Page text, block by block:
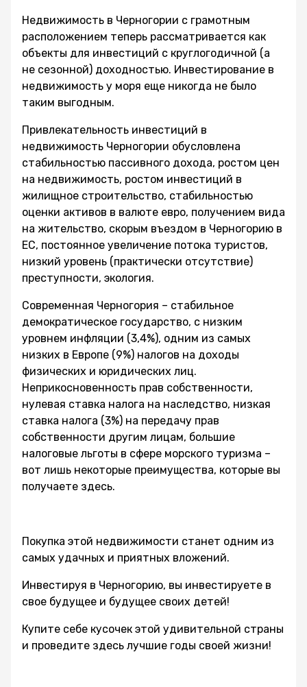
Недвижимость в Черногории с грамотным
расположением теперь рассматривается как
объекты для инвестиций с круглогодичной (а
не сезонной) доходностью. Инвестирование в
недвижимость у моря еще никогда не было
таким выгодным.
Привлекательность инвестиций в
недвижимость Черногории обусловлена
стабильностью пассивного дохода, ростом цен
на недвижимость, ростом инвестиций в
жилищное строительство, стабильностью
оценки активов в валюте евро, получением вида
на жительство, скорым въездом в Черногорию в
ЕС, постоянное увеличение потока туристов,
низкий уровень (практически отсутствие)
преступности, экология.
Современная Черногория – стабильное
демократическое государство, с низким
уровнем инфляции (3,4%), одним из самых
низких в Европе (9%) налогов на доходы
физических и юридических лиц.
Неприкосновенность прав собственности,
нулевая ставка налога на наследство, низкая
ставка налога (3%) на передачу прав
собственности другим лицам, большие
налоговые льготы в сфере морского туризма –
вот лишь некоторые преимущества, которые вы
получаете здесь.
Покупка этой недвижимости станет одним из
самых удачных и приятных вложений.
Инвестируя в Черногорию, вы инвестируете в
свое будущее и будущее своих детей!
Купите себе кусочек этой удивительной страны
и проведите здесь лучшие годы своей жизни!